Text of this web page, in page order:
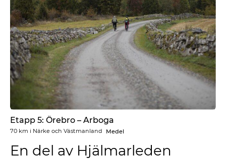
Etapp 5: Örebro – Arboga
70 km i Närke och Västmanland Medel
En del av Hjälmarleden